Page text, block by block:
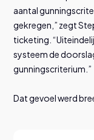
aantal
gekregen,” zegt
ticketing.
systeem de
gunningscriterium.”
Dat gevoel werd